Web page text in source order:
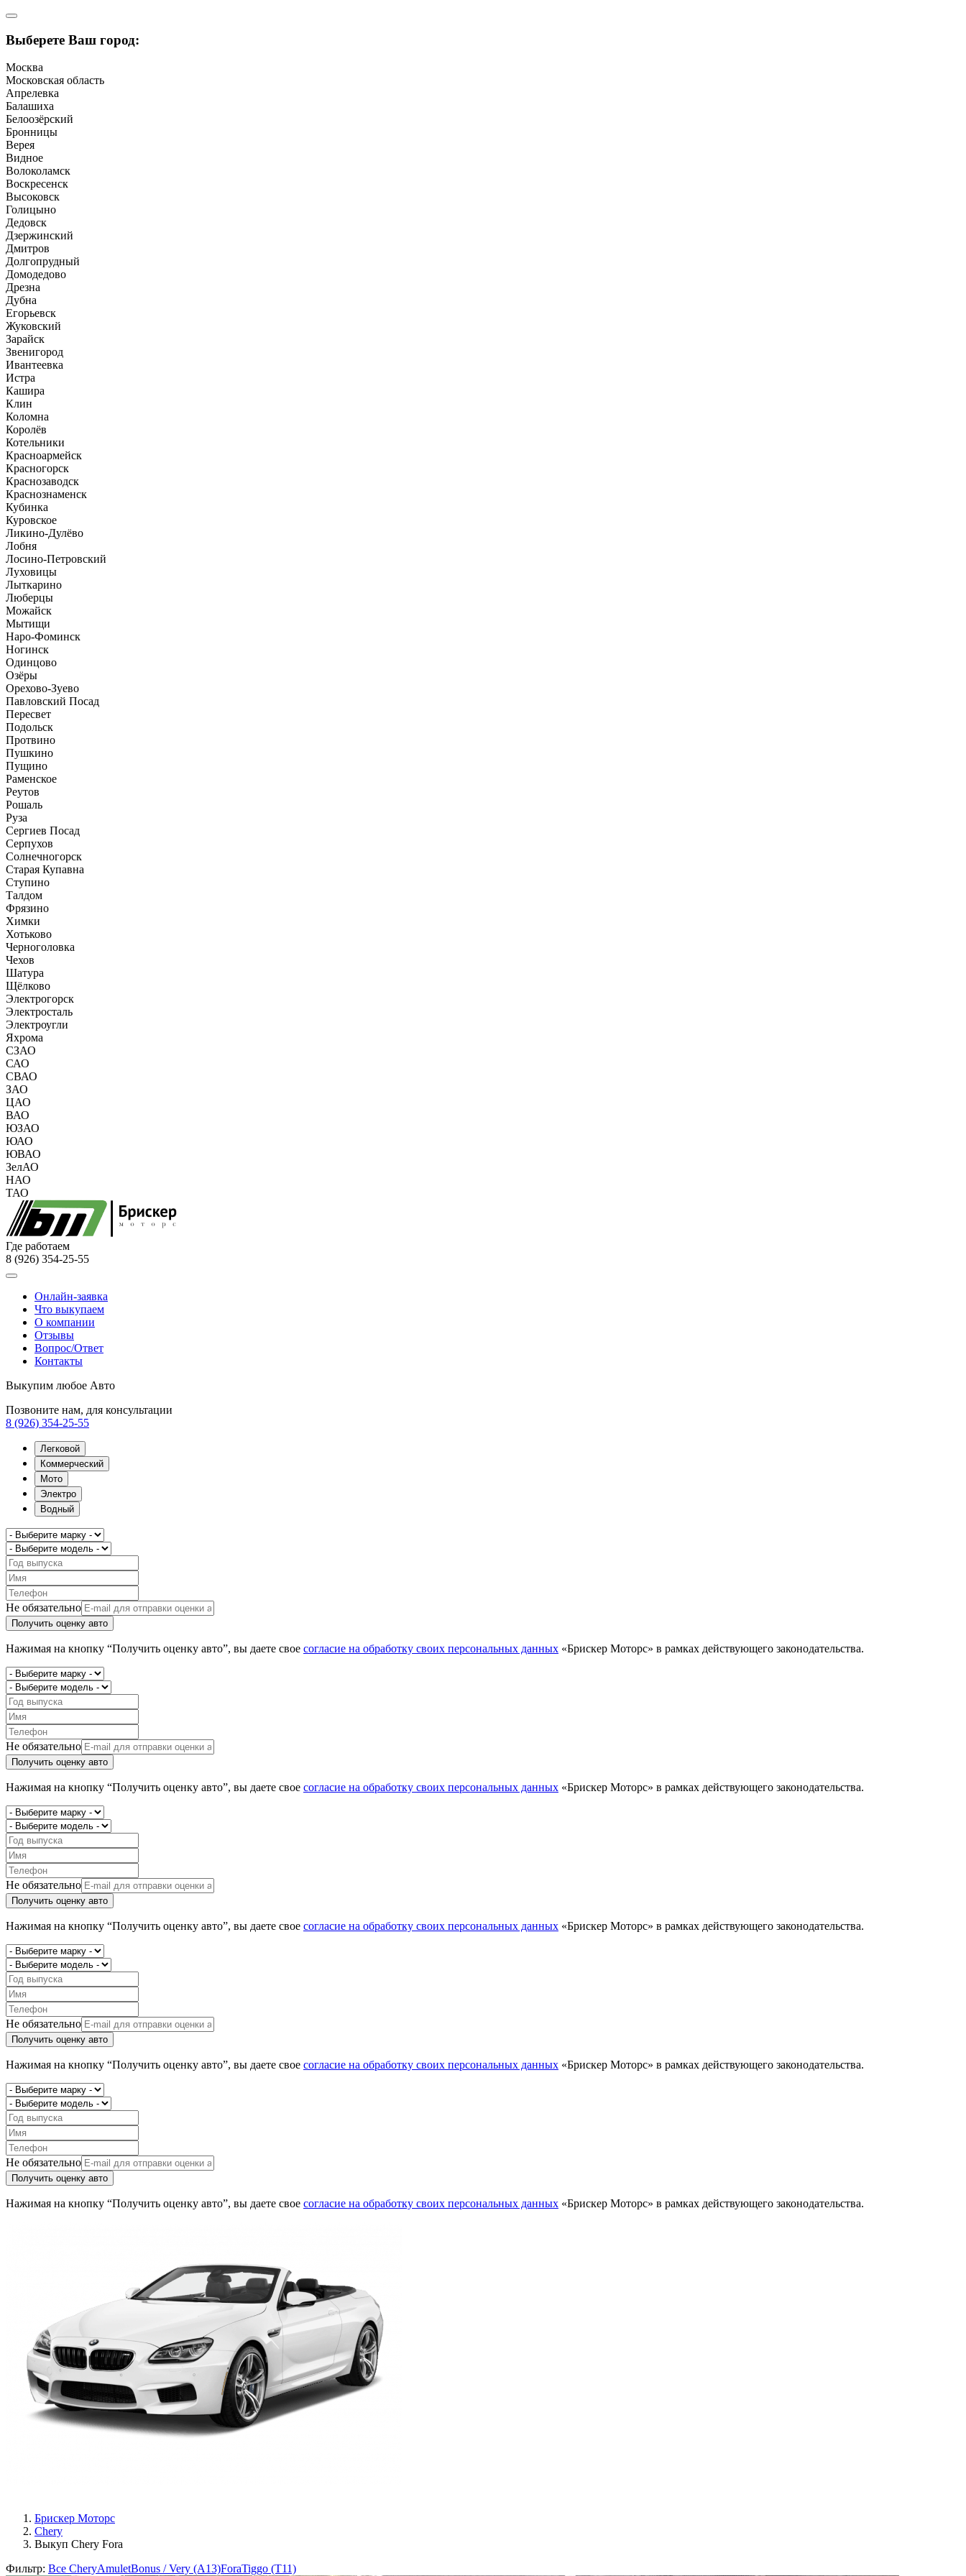
Выберете Ваш город:
Москва
Московская область
Апрелевка
Балашиха
Белоозёрский
Бронницы
Верея
Видное
Волоколамск
Воскресенск
Высоковск
Голицыно
Дедовск
Дзержинский
Дмитров
Долгопрудный
Домодедово
Дрезна
Дубна
Егорьевск
Жуковский
Зарайск
Звенигород
Ивантеевка
Истра
Кашира
Клин
Коломна
Королёв
Котельники
Красноармейск
Красногорск
Краснозаводск
Краснознаменск
Кубинка
Куровское
Ликино-Дулёво
Лобня
Лосино-Петровский
Луховицы
Лыткарино
Люберцы
Можайск
Мытищи
Наро-Фоминск
Ногинск
Одинцово
Озёры
Орехово-Зуево
Павловский Посад
Пересвет
Подольск
Протвино
Пушкино
Пущино
Раменское
Реутов
Рошаль
Руза
Сергиев Посад
Серпухов
Солнечногорск
Старая Купавна
Ступино
Талдом
Фрязино
Химки
Хотьково
Черноголовка
Чехов
Шатура
Щёлково
Электрогорск
Электросталь
Электроугли
Яхрома
СЗАО
САО
СВАО
ЗАО
ЦАО
ВАО
ЮЗАО
ЮАО
ЮВАО
ЗелАО
НАО
ТАО
Где работаем
8 (926) 354-25-55
Онлайн-заявка
Что выкупаем
О компании
Отзывы
Вопрос/Ответ
Контакты
Выкупим любое Авто
Позвоните нам, для консультации
8 (926) 354-25-55
Легковой
Коммерческий
Мото
Электро
Водный
Не обязательно
Получить оценку авто
Нажимая на кнопку “Получить оценку авто”, вы даете свое согласие на обработку своих персональных данных «Брискер Моторс» в рамках действующего законодательства.
Не обязательно
Получить оценку авто
Нажимая на кнопку “Получить оценку авто”, вы даете свое согласие на обработку своих персональных данных «Брискер Моторс» в рамках действующего законодательства.
Не обязательно
Получить оценку авто
Нажимая на кнопку “Получить оценку авто”, вы даете свое согласие на обработку своих персональных данных «Брискер Моторс» в рамках действующего законодательства.
Не обязательно
Получить оценку авто
Нажимая на кнопку “Получить оценку авто”, вы даете свое согласие на обработку своих персональных данных «Брискер Моторс» в рамках действующего законодательства.
Не обязательно
Получить оценку авто
Нажимая на кнопку “Получить оценку авто”, вы даете свое согласие на обработку своих персональных данных «Брискер Моторс» в рамках действующего законодательства.
Брискер Моторс
Chery
Выкуп Chery Fora
Фильтр: Все CheryAmuletBonus / Very (A13)ForaTiggo (T11)